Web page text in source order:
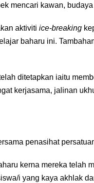
mencari kawan,
aktiviti ice-breaking
baharu ini.
ditetapkan iaitu
kerjasama, jalinan
penasihat
kerna mereka telah
i yang kaya akhlak